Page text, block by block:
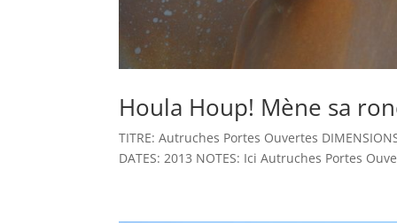
Houla Houp! Mène sa
TITRE: Autruches Portes Ouvertes
DATES: 2013 NOTES: Ici Autruches Portes